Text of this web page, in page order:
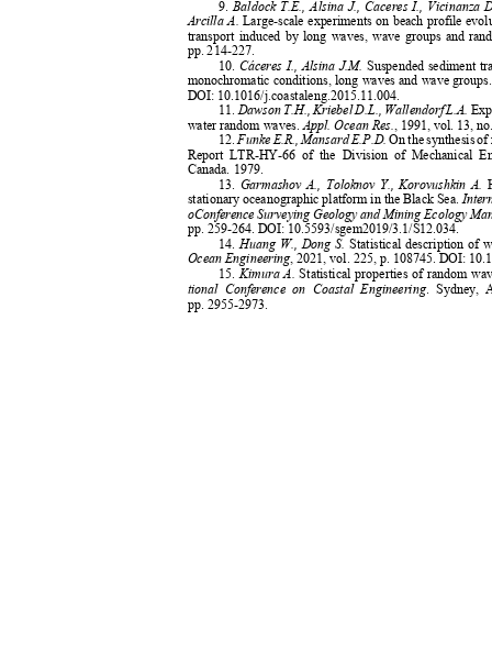
9.Baldock T.E., Alsina J., Caceres I., Vicinanza
Arcilla A.Large-scale experiments on beach profile
transport induced by long waves, wave groups and
pp. 214-227.
10. Cáceres I., Alsina J.M. Suspended sediment
monochromatic conditions, long waves and wave
DOI: 10.1016/j.coastaleng.2015.11.004.
11.Dawson T.H., Kriebel D.L., Wallendorf L.A.
water random waves. Appl. Ocean Res. , 1991, vol. 13,
12.Funke E.R., Mansard E.P.D.On the synthesis
Report LTR-HY-66 of the Division of Mechanical
Canada. 1979.
13. Garmashov A., Toloknov Y., Korovushkin A.
stationary oceanographic platform in the Black Sea.
oConference Surveying Geology and Mining Ecology
pp. 259-264. DOI: 10.5593/sgem2019/3.1/S12.034.
14.Huang W., Dong S.Statistical description of
Ocean Engineering,2021, vol. 225, p. 108745. DOI:
15.Kimura A.Statistical properties of random
tional Conference on Coastal Engineering. Sydney,
pp. 2955-2973.